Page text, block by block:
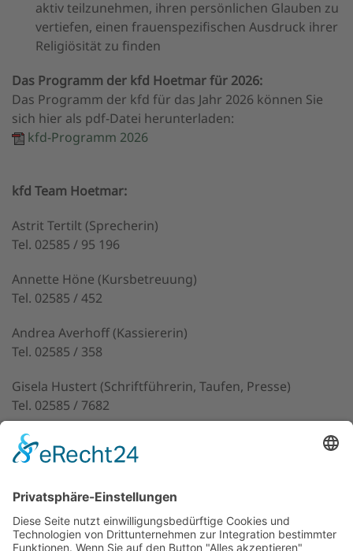
aktiv teilzunehmen, ihren persönlichen Glauben zu
vertiefen, einen frauenspezifischen Ausdruck ihrer
Religiösität zu finden
Das Programm der kfd Hoetmar für 2026:
Das Programm der kfd für das Jahr 2026 können Sie
sich hier als pdf-Datei herunterladen:
kfd-Programm 2026
kfd Team Hoetmar:
Astrit Tertilt (Sprecherin)
Tel. 02585 / 95 196
Annette Höne (Kursbetreuung)
Tel. 02585 / 452
Andrea Averhoff (Kassiererin)
Tel. 02585 / 358
Gisela Hustert (Schriftführerin, Taufen, Presse)
Tel. 02585 / 7682
Petra Winzer (Mitgliederverwaltung)
Tel. 02585 / 94 05 94
Beate Schlüter (Jubiläen, Geburtstage)
Tel. 02585 / 94 02 99
E-Mail:info@kfd-hoetmar.de